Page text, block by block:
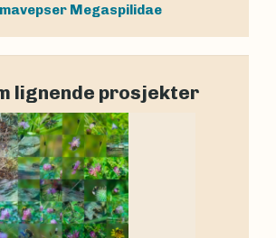
Megaspilidae
lignende prosjekter